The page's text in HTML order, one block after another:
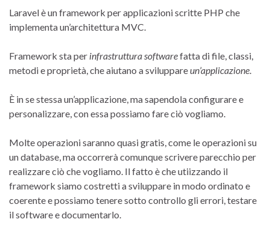
Laravel è un framework per applicazioni scritte PHP che
implementa un’architettura MVC.
Framework sta per infrastruttura softwarefatta di file, classi,
metodi e proprietà, che aiutano a sviluppareun’applicazione
È in se stessa un’applicazione, ma sapendola configurare e
personalizzare, con essa possiamo fare ciò vogliamo.
Molte operazioni saranno quasi gratis, come le operazioni su
un database, ma occorrerà comunque scrivere parecchio per
realizzare ciò che vogliamo. Il fatto è che utiizzando il
framework siamo costretti a sviluppare in modo ordinato e
coerente e possiamo tenere sotto controllo gli errori, testare
il software e documentarlo.